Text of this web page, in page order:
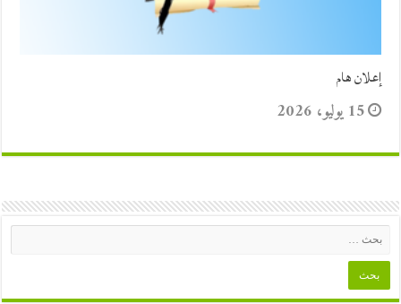
إعلان هام
15 يوليو، 2026